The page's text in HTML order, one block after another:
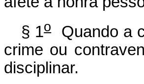
§ 1oQuando a
crime ou
disciplinar.